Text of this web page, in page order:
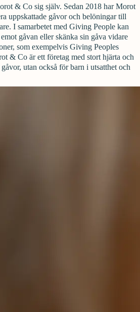
& Co sig själv. Sedan 2018 har Morot
uppskattade gåvor och belöningar till
I samarbetet med Giving People kan
gåvan eller skänka sin gåva vidare
som exempelvis Giving Peoples
& Co är ett företag med stort hjärta och
utan också för barn i utsatthet och